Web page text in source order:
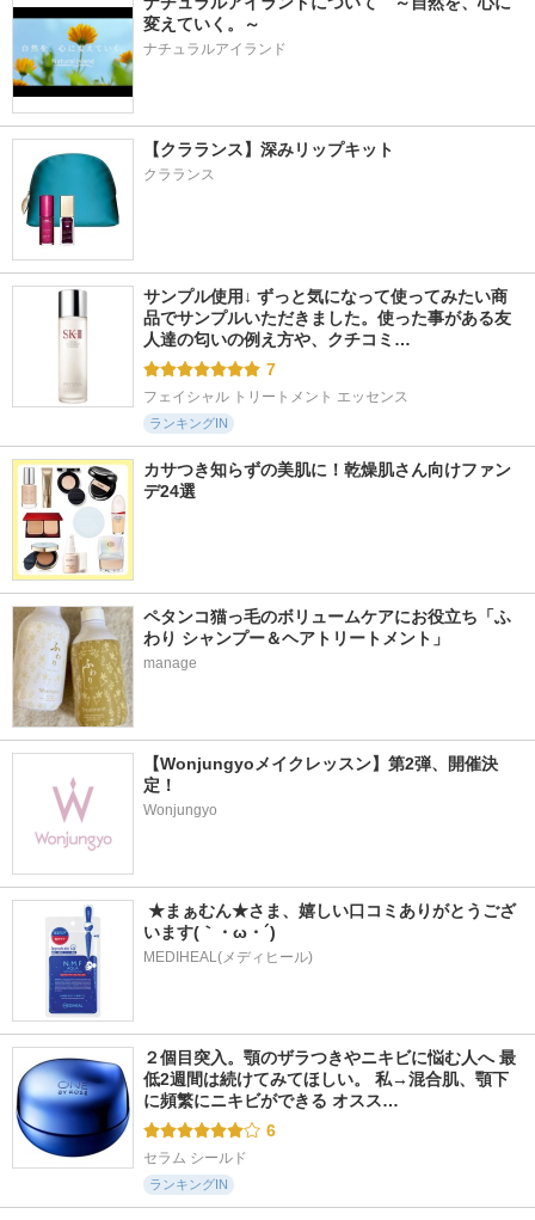
変えていく。～
ナチュラルアイランド
【クラランス】深みリップキット
クラランス
サンプル使用↓ ずっと気になって使ってみたい商
品でサンプルいただきました。使った事がある友
人達の匂いの例え方や、クチコミ…
7
フェイシャル トリートメント エッセンス
ランキングIN
カサつき知らずの美肌に！乾燥肌さん向けファン
デ24選
ペタンコ猫っ毛のボリュームケアにお役立ち「ふ
わり シャンプー＆ヘアトリートメント」
manage
【Wonjungyoメイクレッスン】第2弾、開催決
定！
Wonjungyo
★まぁむん★さま、嬉しい口コミありがとうござ
います(｀・ω・´)
MEDIHEAL(メディヒール)
２個目突入。顎のザラつきやニキビに悩む人へ 最
低2週間は続けてみてほしい。 私→混合肌、顎下
に頻繁にニキビができる オスス…
6
セラム シールド
ランキングIN